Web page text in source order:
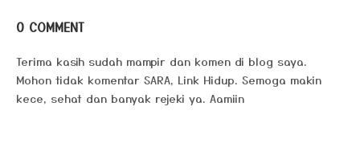
0 COMMENT
Terima kasih sudah mampir dan komen di blog saya.
Mohon tidak komentar SARA, Link Hidup. Semoga makin
kece, sehat dan banyak rejeki ya. Aamiin